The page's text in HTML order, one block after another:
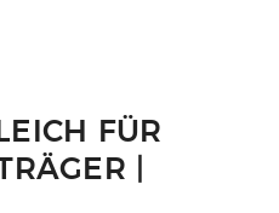
FÜR
|